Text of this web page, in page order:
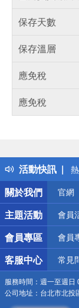
保存天數
保存溫層
應免稅
應免稅
活動快訊
關於我們
官網
主題活動 會員
會員專區 會員
客服中心 常見
服務時間： 週一至週日
公司地址： 台北市北投